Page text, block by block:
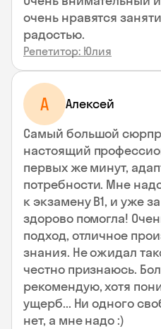
очень нравятся
радостью.
Репетитор: Юлия
А Алексей
Самый большой
настоящий
первых же минут,
потребности. Мне
к экзамену В1, и уже
здорово помогла!
подход, отличное
знания. Не ожидал
честно признаюсь.
рекомендую, хотя
ущерб... Ни одного
нет, а мне надо :)